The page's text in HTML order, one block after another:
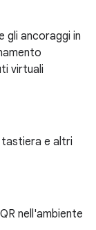
gli ancoraggi in
virtuali
tastiera e altri
nell'ambiente